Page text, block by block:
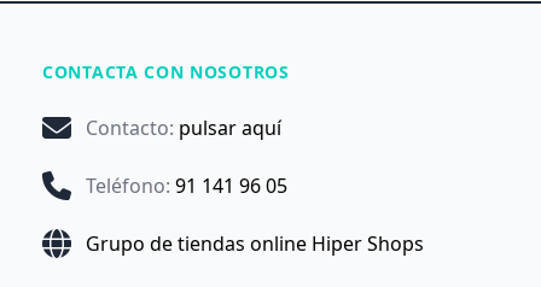
CONTACTA CON NOSOTROS
Contacto: pulsar aquí
Teléfono: 91 141 96 05
Grupo de tiendas online Hiper Shops